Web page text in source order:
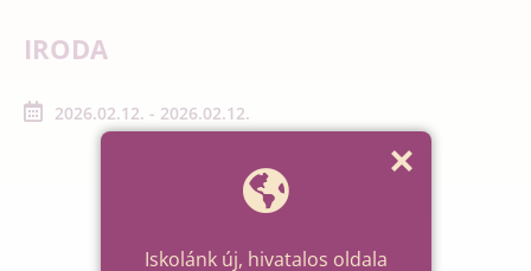
IRODA
2026.02.12. - 2026.02.12.
Iskolánk új, hivatalos oldala